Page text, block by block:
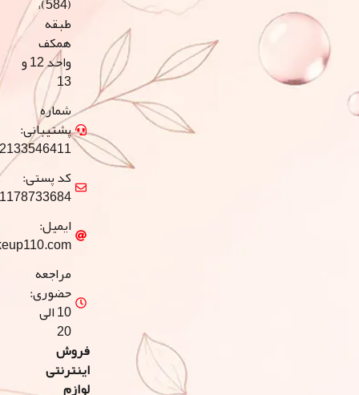
همکف
13
شماره
پشتیبانی:
02133546411
کد پستی:
1178733684
info@makeup110.com
حضوری:
فروش
اینترنتی